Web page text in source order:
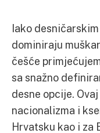
Iako
dominiraju
češće
sa snažno
desne opcije.
nacionalizma i
Hrvatsku kao i za